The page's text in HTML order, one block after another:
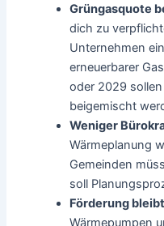
Grüngasquote
dich zu
Unternehmen
erneuerbarer
oder 2029
beigemischt
Weniger
Wärmeplanung
Gemeinden
soll
Förderung
Wärmepumpen